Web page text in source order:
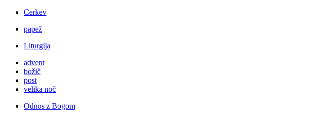
Cerkev
papež
Liturgija
advent
božič
post
velika noč
Odnos z Bogom